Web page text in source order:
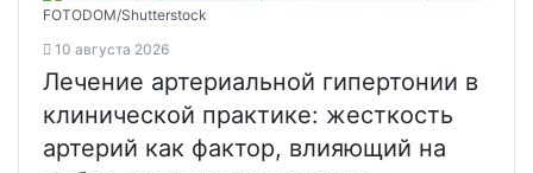
FOTODOM/Shutterstock
10 августа 2026
Лечение артериальной гипертонии в
клинической практике: жесткость
артерий как фактор, влияющий на